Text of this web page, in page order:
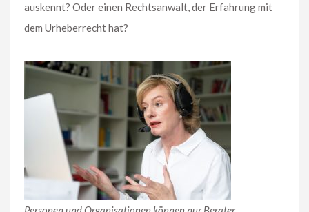
auskennt? Oder einen Rechtsanwalt, der Erfahrung mit
dem Urheberrecht hat?